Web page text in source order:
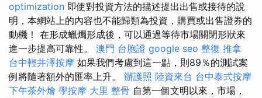
optimization 即使對投資方法的描述提出出售或接待的說
明，本網站上的內容也不能歸類為投資，購買或出售證券的
動機！ 在形成蠟燭形成後，可以通過等待市場關閉形狀來
進一步提高可靠性。 澳門 台胞證 google seo 整復 推拿
台中輕井澤按摩 如果我們考慮到這一點，則89％的測試案
例將隨著額外的匯率上升。 辦護照 陸資來台 台中泰式按摩
下午茶外燴 學按摩 大里 整骨 自第一個文明以來，市場，